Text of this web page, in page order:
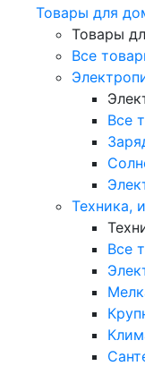
Товары для
Товары
Все
Все
Техника,
Все